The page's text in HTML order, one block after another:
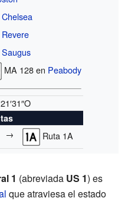
Chelsea
Revere
Saugus
MA 128 en Peabody
→ Ruta 1A
1 (abreviada US 1) es
que atraviesa el estado